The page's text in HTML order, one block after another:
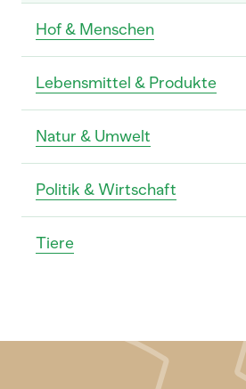
Hof & Menschen
Lebensmittel & Produkte
Natur & Umwelt
Politik & Wirtschaft
Tiere